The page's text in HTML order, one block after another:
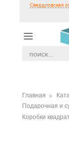
Свердловская
Главная
Подарочная и
Коробки